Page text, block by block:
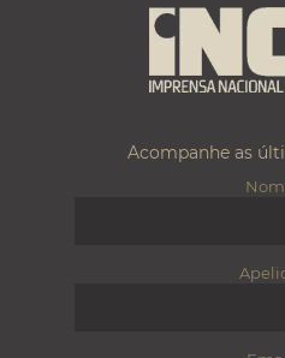
Acompanhe as